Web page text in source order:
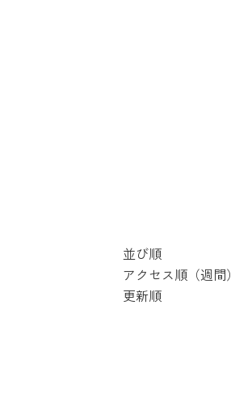
並び順
アクセス順（週間）
更新順